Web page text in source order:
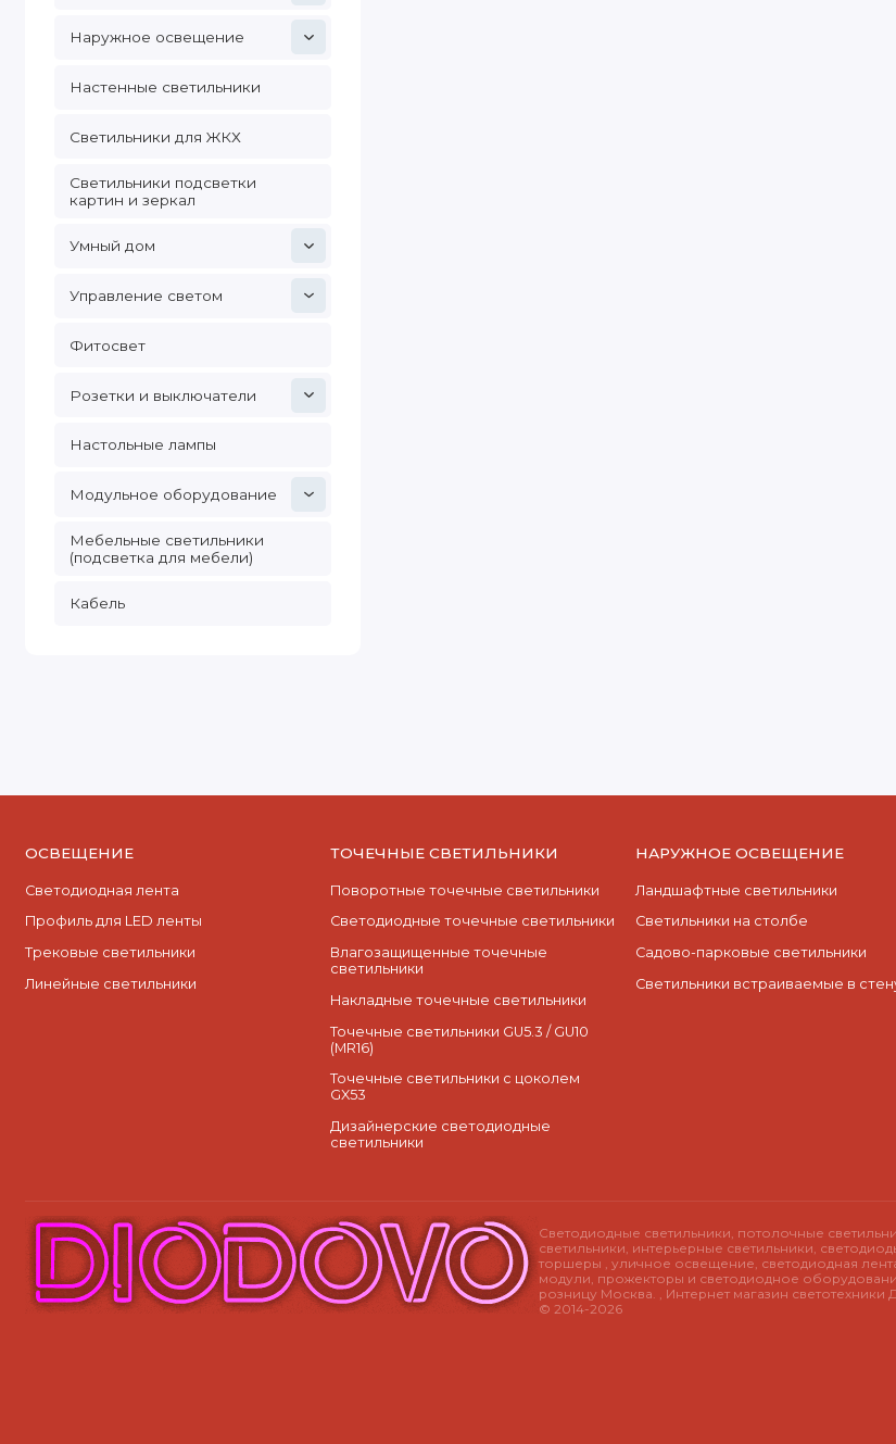
Наружное освещение
Настенные светильники
Светильники для ЖКХ
Светильники подсветки
картин и зеркал
Умный дом
Управление светом
Фитосвет
Розетки и выключатели
Настольные лампы
Модульное оборудование
Мебельные светильники
(подсветка для мебели)
Кабель
ОСВЕЩЕНИЕ
Светодиодная лента
Профиль для LED ленты
Трековые светильники
Линейные светильники
ТОЧЕЧНЫЕ СВЕТИЛЬНИКИ
Поворотные точечные светильники
Cветодиодные точечные светильники
Влагозащищенные точечные
светильники
Накладные точечные светильники
Точечные светильники GU5.3 / GU10
(MR16)
Точечные светильники с цоколем
GX53
Дизайнерские светодиодные
светильники
НАРУЖНОЕ ОСВЕЩЕНИЕ
Ландшафтные светильники
Светильники на столбе
Садово-парковые светильники
Светильники встраиваемые в
Светодиодные светильники, потолочные
светильники, интерьерные светильники,
торшеры , уличное освещение, светодиодная
модули, прожекторы и светодиодное
розницу Москва. , Интернет магазин
© 2014-2026